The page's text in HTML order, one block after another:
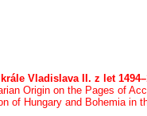
Vladislava II. z let
Origin on the Pages of
of Hungary and Bohemia in